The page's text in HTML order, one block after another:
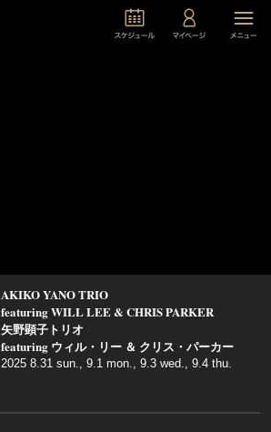
AKIKO YANO TRIO
featuring WILL LEE & CHRIS PARKER
矢野顕子トリオ
featuring ウィル・リー ＆ クリス・パーカー
2025 8.31 sun., 9.1 mon., 9.3 wed., 9.4 thu.